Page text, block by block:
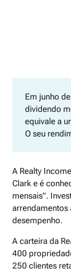
Em junho
dividendo
equivale a
O seu
A Realty
Clark e é
mensais”.
arrendamentos
desempenho.
A carteira da
400
250 clientes